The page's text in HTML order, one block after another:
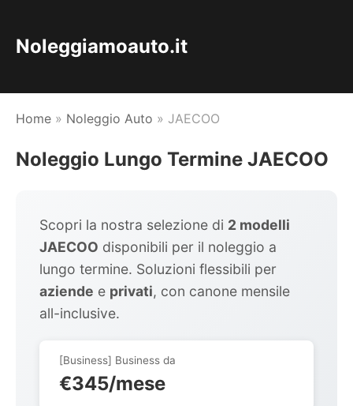
Noleggiamoauto.it
Home » Noleggio Auto » JAECOO
Noleggio Lungo Termine JAECOO
Scopri la nostra selezione di 2 modelli
JAECOO disponibili per il noleggio a
lungo termine. Soluzioni flessibili per
aziende e privati, con canone mensile
all-inclusive.
[Business] Business da
€345/mese